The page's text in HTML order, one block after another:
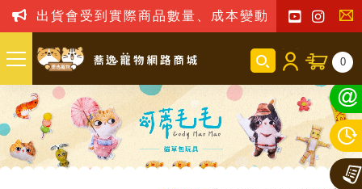
出貨會受到實際商品數量、成本變動之影響，我
聯
我
們
0